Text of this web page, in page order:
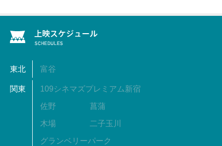
東北 富谷
関東 109シネマズプレミアム新宿
佐野 菖蒲
木場 二子玉川
グランベリーパーク